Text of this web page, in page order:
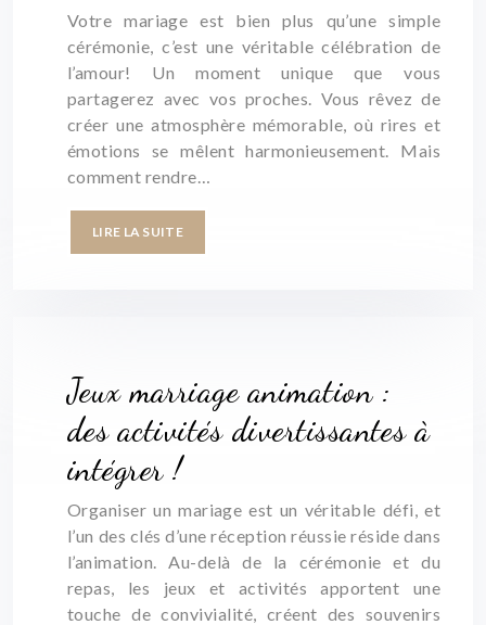
Votre mariage est bien plus qu’une simple
cérémonie, c’est une véritable célébration de
l’amour! Un moment unique que vous
partagerez avec vos proches. Vous rêvez de
créer une atmosphère mémorable, où rires et
émotions se mêlent harmonieusement. Mais
comment rendre…
LIRE LA SUITE
Jeux marriage animation :
des activités divertissantes à
intégrer !
Organiser un mariage est un véritable défi, et
l’un des clés d’une réception réussie réside dans
l’animation. Au-delà de la cérémonie et du
repas, les jeux et activités apportent une
touche de convivialité, créent des souvenirs